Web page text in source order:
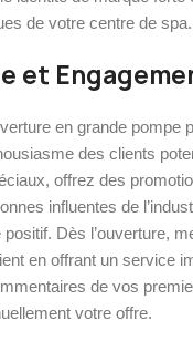
de votre centre de spa.
et
en grande pompe
des clients
offrez des
influentes de
Dès l’ouverture,
en offrant un service
de vos
votre offre.